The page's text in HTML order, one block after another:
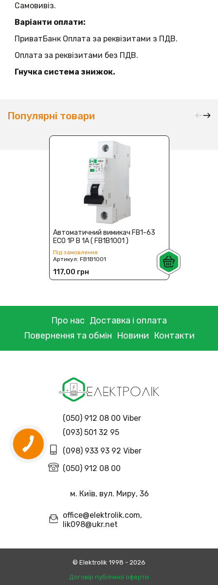
Самовивіз.
Варіанти оплати:
ПриватБанк Оплата за реквізитами з ПДВ.
Оплата за реквізитами без ПДВ.
Гнучка система знижок.
Популярні товари
Автоматичний вимикач FB1-63
ECO 1P B 1А ( FB1B1001 )
Під замовлення
Артикул:FB1B1001
117,00 грн
Про нас Доставка і оплата
Повернення та обмін Новини Контакти
(050) 912 08 00 Viber
(093) 501 32 95
(098) 933 93 92 Viber
(050) 912 08 00
м. Київ, вул. Миру, 36
office@elektrolik.com,
lik098@ukr.net
© Еlektrolik 1998 - 2026
Договір публічної оферти